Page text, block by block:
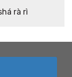
rà rì